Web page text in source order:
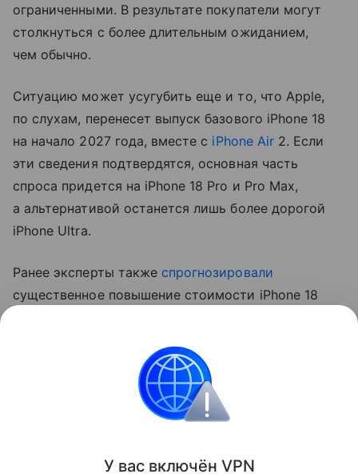
ограниченными. В результате покупатели могут
столкнуться с более длительным ожиданием,
чем обычно.
Ситуацию может усугубить еще и то, что Apple,
по слухам, перенесет выпуск базового iPhone 18
на начало 2027 года, вместе с iPhone Air2. Если
эти сведения подтвердятся, основная часть
спроса придется на iPhone 18 Pro и Pro Max,
а альтернативой останется лишь более дорогой
iPhone Ultra.
Ранее эксперты также спрогнозировали
существенное повышение стоимости iPhone 18
Поделиться
У вас включён VPN